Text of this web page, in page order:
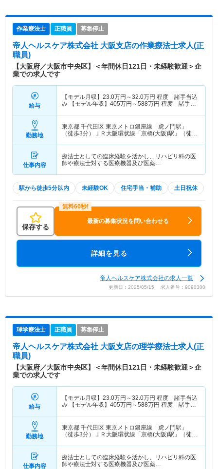
作業療法士 正職員 募集停止
帝人ヘルスケア株式会社 大阪支店の作業療法士求人(正
職員)
【大阪府／大阪市中央区】＜年間休日121日・未経験歓迎＞企
業での求人です
給与
【モデル月収】 23.0万円～32.0万円 程度 諸手当込
み 【モデル年収】 405万円～588万円 程度 諸手当
勤務地
東京都 千代田区 東京メトロ銀座線「虎ノ門駅」
（徒歩3分）ＪＲ大阪環状線「京橋(大阪)駅」（徒歩
仕事内容
療法士としての臨床経験を活かし、リハビリ科の医
師や療法士対する医療機器及び医薬…
駅から徒歩5分以内 未経験OK 住宅手当・補助 土日祝休
保存する
最新の募集状況を問い合わせる
詳細を見る
帝人ヘルスケア株式会社の求人一覧
更新日：2025/05/15 求人番号：9090300
理学療法士 正職員 募集停止
帝人ヘルスケア株式会社 大阪支店の理学療法士求人(正
職員)
【大阪府／大阪市中央区】＜年間休日121日・未経験歓迎＞企
業での求人です
給与
【モデル月収】 23.0万円～32.0万円 程度 諸手当込
み 【モデル年収】 405万円～588万円 程度 諸手当
勤務地
東京都 千代田区 東京メトロ銀座線「虎ノ門駅」
（徒歩3分）ＪＲ大阪環状線「京橋(大阪)駅」（徒歩
仕事内容
療法士としての臨床経験を活かし、リハビリ科の医
師や療法士対する医療機器及び医薬…